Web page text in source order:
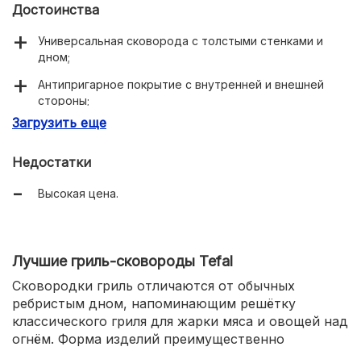
Достоинства
Универсальная сковорода с толстыми стенками и
дном;
Антипригарное покрытие с внутренней и внешней
стороны;
Небольшой вес;
Загрузить еще
Недостатки
Высокая цена.
Лучшие гриль-сковороды Tefal
Сковородки гриль отличаются от обычных
ребристым дном, напоминающим решётку
классического гриля для жарки мяса и овощей над
огнём. Форма изделий преимущественно